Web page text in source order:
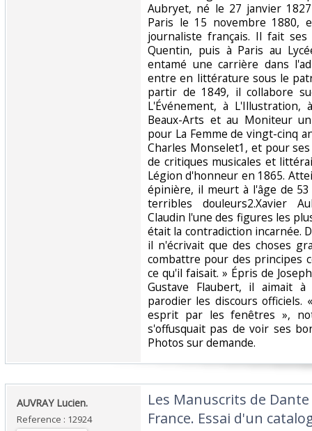
Aubryet, né le 27 janvier
Paris le 15 novembre 1880,
journaliste français. Il fait
Quentin, puis à Paris au
entamé une carrière dans
entre en littérature sous le
partir de 1849, il collabore
L'Événement, à
Beaux-Arts et au Moniteur
pour La Femme de vingt-cinq
Charles Monselet1, et pour
de critiques musicales et
Légion d'honneur en 1865.
épinière, il meurt à l'âge de
terribles douleurs2.Xavier
Claudin l'une des figures les
était la contradiction incarnée.
il n'écrivait que des choses
combattre pour des principes
ce qu'il faisait. » Épris de
Gustave Flaubert, il aimait
parodier les discours
esprit par les fenêtres »,
s'offusquait pas de voir ses
Photos sur demande.‎
‎AUVRAY Lucien.‎
Reference : 12924
‎Les Manuscrits de
France. Essai d'un